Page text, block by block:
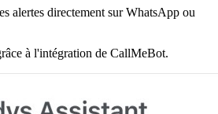
alertes directement sur WhatsApp ou
à l'intégration de CallMeBot.